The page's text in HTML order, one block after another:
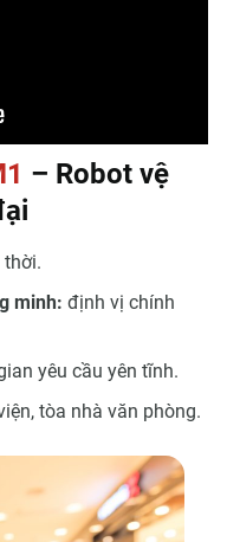
– Robot vệ
thời.
minh: định vị chính
yêu cầu yên tĩnh.
tòa nhà văn phòng.